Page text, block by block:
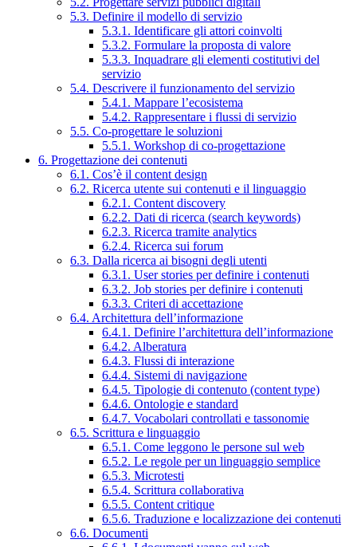
5.3. Definire il modello di servizio
5.3.1. Identificare gli attori coinvolti
5.3.2. Formulare la proposta di valore
5.3.3. Inquadrare gli elementi costitutivi del
servizio
5.4. Descrivere il funzionamento del servizio
5.4.1. Mappare l’ecosistema
5.4.2. Rappresentare i flussi di servizio
5.5. Co-progettare le soluzioni
5.5.1. Workshop di co-progettazione
6. Progettazione dei contenuti
6.1. Cos’è il content design
6.2. Ricerca utente sui contenuti e il linguaggio
6.2.1. Content discovery
6.2.2. Dati di ricerca (search keywords)
6.2.3. Ricerca tramite analytics
6.2.4. Ricerca sui forum
6.3. Dalla ricerca ai bisogni degli utenti
6.3.1. User stories per definire i contenuti
6.3.2. Job stories per definire i contenuti
6.3.3. Criteri di accettazione
6.4. Architettura dell’informazione
6.4.1. Definire l’architettura dell’informazione
6.4.2. Alberatura
6.4.3. Flussi di interazione
6.4.4. Sistemi di navigazione
6.4.5. Tipologie di contenuto (content type)
6.4.6. Ontologie e standard
6.4.7. Vocabolari controllati e tassonomie
6.5. Scrittura e linguaggio
6.5.1. Come leggono le persone sul web
6.5.2. Le regole per un linguaggio semplice
6.5.3. Microtesti
6.5.4. Scrittura collaborativa
6.5.5. Content critique
6.5.6. Traduzione e localizzazione dei contenuti
6.6. Documenti